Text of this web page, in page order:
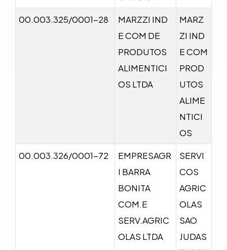
00.003.325/0001-28
MARZZI IND
E COM DE
PRODUTOS
ALIMENTICI
OS LTDA
MARZ
ZI IND
E COM
PROD
UTOS
ALIME
NTICI
OS
00.003.326/0001-72
EMPRESAGR
I BARRA
BONITA
COM.E
SERV.AGRIC
OLAS LTDA
SERVI
COS
AGRIC
OLAS
SAO
JUDAS